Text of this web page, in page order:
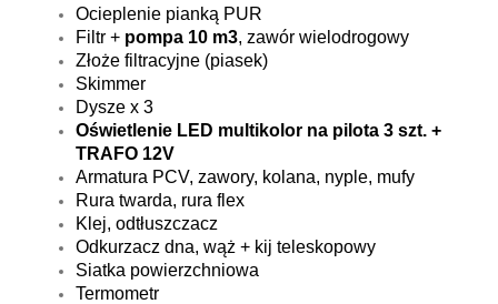
Ocieplenie pianką PUR
Filtr + pompa 10 m3, zawór wielodrogowy
Złoże filtracyjne (piasek)
Skimmer
Dysze x 3
Oświetlenie LED multikolor na pilota 3 szt. +
TRAFO 12V
Armatura PCV, zawory, kolana, nyple, mufy
Rura twarda, rura flex
Klej, odtłuszczacz
Odkurzacz dna, wąż + kij teleskopowy
Siatka powierzchniowa
Termometr